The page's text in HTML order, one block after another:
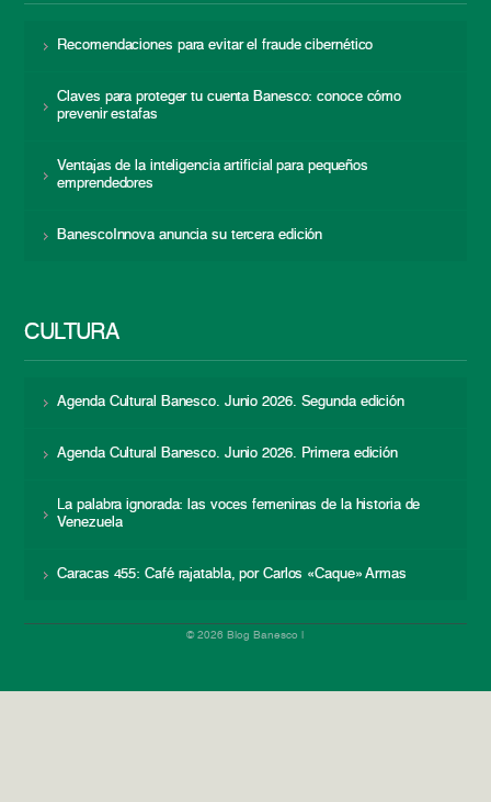
Recomendaciones para evitar el fraude cibernético
Claves para proteger tu cuenta Banesco: conoce cómo
prevenir estafas
Ventajas de la inteligencia artificial para pequeños
emprendedores
BanescoInnova anuncia su tercera edición
CULTURA
Agenda Cultural Banesco. Junio 2026. Segunda edición
Agenda Cultural Banesco. Junio 2026. Primera edición
La palabra ignorada: las voces femeninas de la historia de
Venezuela
Caracas 455: Café rajatabla, por Carlos «Caque» Armas
© 2026 Blog Banesco |